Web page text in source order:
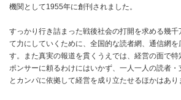
機関として1955年に創刊されました。
すっかり行き詰まった戦後社会の打開を求める幾
て力にしていくために、全国的な読者網、通信網を
す。また真実の報道を貫くうえでは、経営の面で
ポンサーに頼るわけにはいかず、一人一人の読者
とカンパに依拠して経営を成り立たせるほかはあり